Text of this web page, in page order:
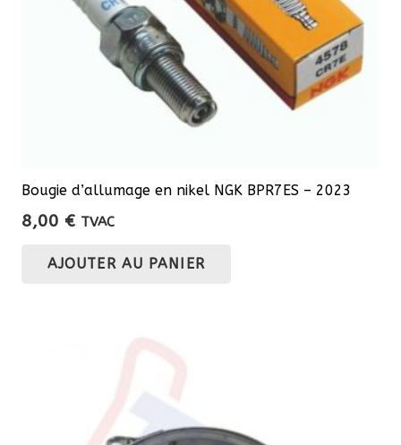
Bougie d’allumage en nikel NGK BPR7ES – 2023
8,00 € TVAC
AJOUTER AU PANIER